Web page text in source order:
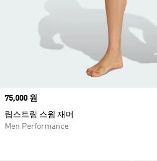
Price
75,000 원
립스트림 스윔 재머
Men Performance